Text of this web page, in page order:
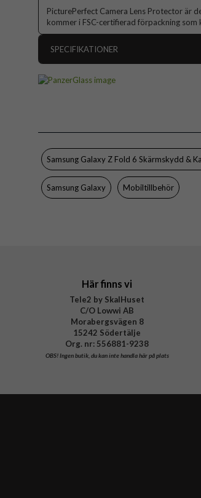
PicturePerfect Camera Lens Protector är
kommer i FSC-certifierad förpackning som
SPECIFIKATIONER
Egenskaper
Färg
Material
Varumärke
Samsung Galaxy Z Fold 6 Skärmskydd &
Samsung Galaxy Mobiltillbehör
Här finns vi
Tele2 by SkalHuset
C/O Lowwi AB
Morabergsvägen 8
15242 Södertälje
Org. nr: 556881-9238
OBS!Ingen butik, du kan inte handla här på plats